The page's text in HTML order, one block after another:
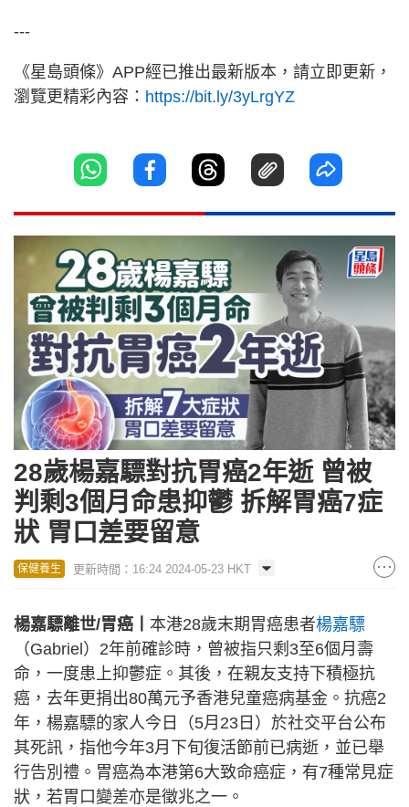
---
《星島頭條》APP經已推出最新版本，請立即更新，
瀏覽更精彩內容： https://bit.ly/3yLrgYZ
28歲楊嘉驃對抗胃癌2年逝 曾被
判剩3個月命患抑鬱 拆解胃癌7症
狀 胃口差要留意
保健養生 更新時間：16:24 2024-05-23 HKT
楊嘉驃離世/胃癌丨 本港28歲末期胃癌患者楊嘉驃
（Gabriel）2年前確診時，曾被指只剩3至6個月壽
命，一度患上抑鬱症。其後，在親友支持下積極抗
癌，去年更捐出80萬元予香港兒童癌病基金。抗癌2
年，楊嘉驃的家人今日（5月23日）於社交平台公布
其死訊，指他今年3月下旬復活節前已病逝，並已舉
行告別禮。胃癌為本港第6大致命癌症，有7種常見症
狀，若胃口變差亦是徵兆之一。